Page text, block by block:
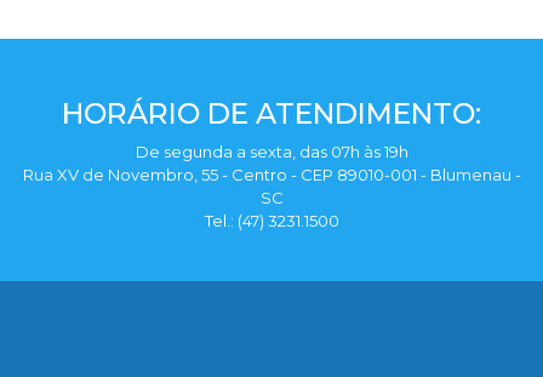
HORÁRIO DE ATENDIMENTO:
De segunda a sexta, das 07h às 19h
Rua XV de Novembro, 55 - Centro - CEP 89010-001 - Blumenau -
SC
Tel.: (47) 3231.1500